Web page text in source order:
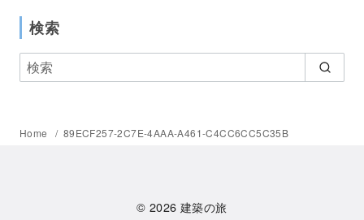
検索
Home 89ECF257-2C7E-4AAA-A461-C4CC6CC5C35B
© 2026建築の旅